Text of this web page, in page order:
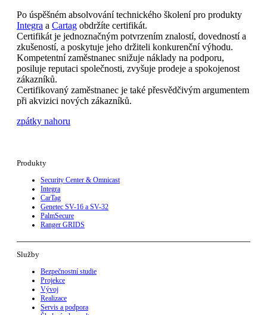
Po úspěšném absolvování technického školení pro produkty
Integra a Cartag obdržíte certifikát.
Certifikát je jednoznačným potvrzením znalostí, dovedností a
zkušeností, a poskytuje jeho držiteli konkurenční výhodu.
Kompetentní zaměstnanec snižuje náklady na podporu,
posiluje reputaci společnosti, zvyšuje prodeje a spokojenost
zákazníků.
Certifikovaný zaměstnanec je také přesvědčivým argumentem
při akvizici nových zákazníků.
zpátky nahoru
Produkty
Security Center & Omnicast
Integra
CarTag
Genetec SV-16 a SV-32
PalmSecure
Ranger GRIDS
Služby
Bezpečnostní studie
Projekce
Vývoj
Realizace
Servis a podpora